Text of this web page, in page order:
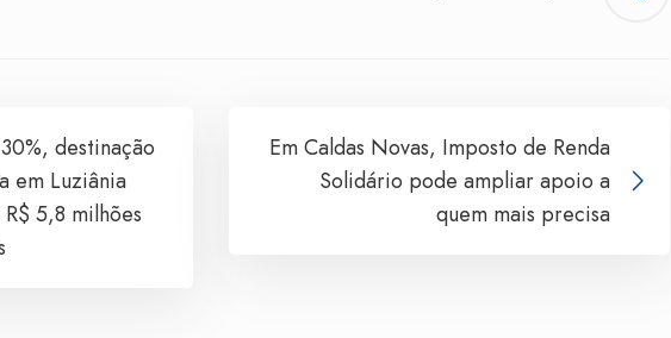
destinação
em Luziânia
5,8 milhões
Em Caldas Novas, Imposto de Renda
Solidário pode ampliar apoio a
quem mais precisa